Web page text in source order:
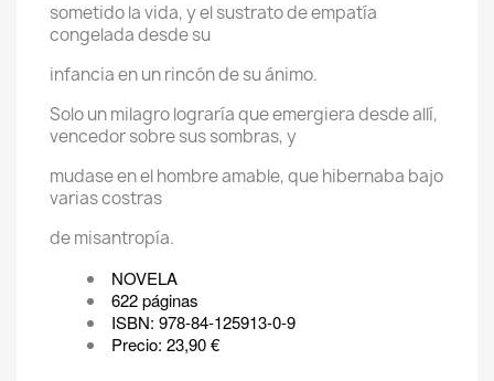
sometido la vida, y el sustrato de empatía
congelada desde su
infancia en un rincón de su ánimo.
Solo un milagro lograría que emergiera desde allí,
vencedor sobre sus sombras, y
mudase en el hombre amable, que hibernaba bajo
varias costras
de misantropía.
NOVELA
622 páginas
ISBN: 978-84-125913-0-9
Precio: 23,90 €